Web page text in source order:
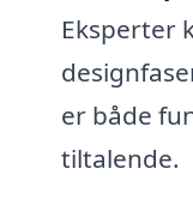
Eksperter
er både
tiltalende.